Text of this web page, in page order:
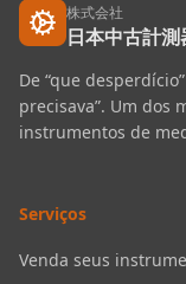
株式会社
日本中古計測
De “que
precisava”. Um dos
instrumentos de
Serviços
Venda seus